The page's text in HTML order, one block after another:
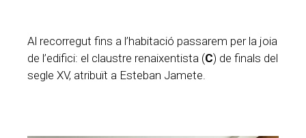
Al recorregut fins a l’habitació passarem per la joia
de l’edifici: el claustre renaixentista (C) de finals del
segle XV, atribuït a Esteban Jamete.